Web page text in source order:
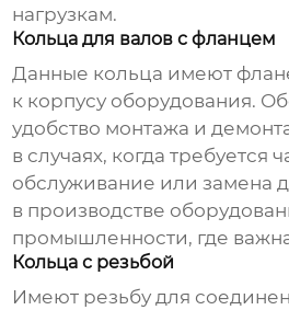
нагрузкам.
Кольца для валов с фланцем
Данные кольца имеют
к корпусу оборудования.
удобство монтажа и
в случаях, когда требуется
обслуживание или замена
в производстве
промышленности, где
Кольца с резьбой
Имеют резьбу для